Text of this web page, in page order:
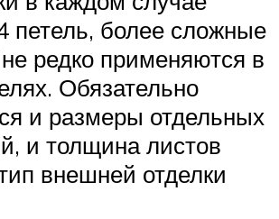
петель, более сложные
редко применяются в
Обязательно
и размеры отдельных
и толщина листов
внешней отделки